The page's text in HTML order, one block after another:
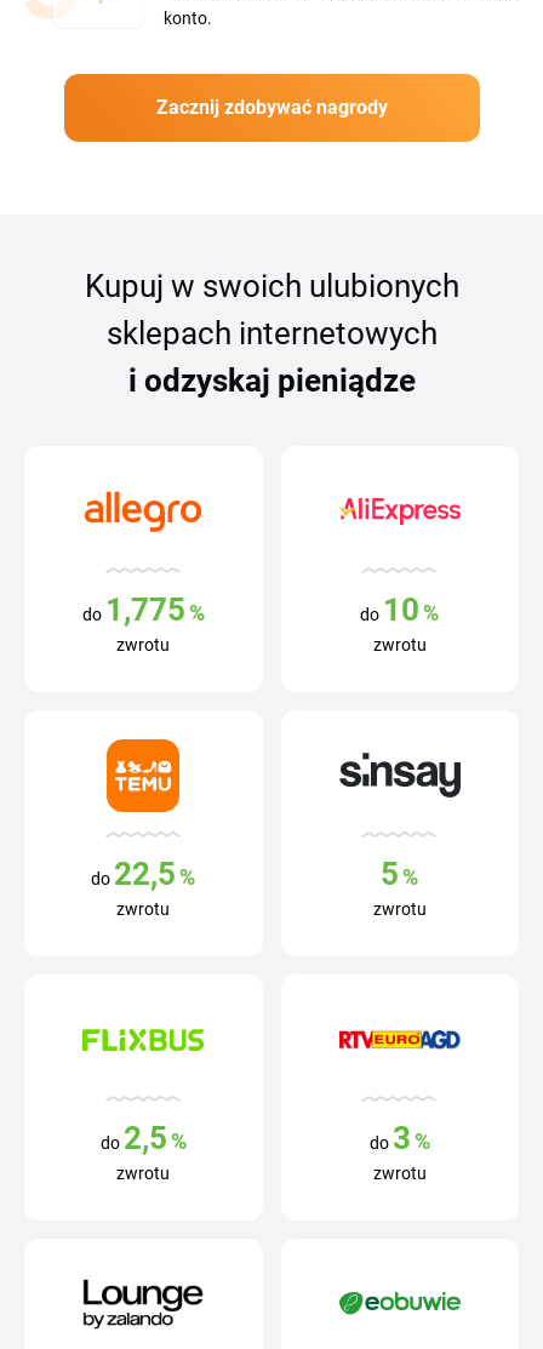
konto.
Zacznij zdobywać nagrody
Kupuj w swoich ulubionych
sklepach internetowych
i odzyskaj pieniądze
do 1,775%
zwrotu
do 10 %
zwrotu
do 22,5 %
zwrotu
5 %
zwrotu
do 2,5%
zwrotu
do 3%
zwrotu